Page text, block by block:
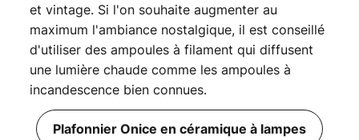
et vintage. Si l'on souhaite augmenter au
maximum l'ambiance nostalgique, il est conseillé
d'utiliser des ampoules à filament qui diffusent
une lumière chaude comme les ampoules à
incandescence bien connues.
Plafonnier Onice en céramique à lampes